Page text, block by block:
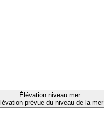
Élévation niveau mer
prévue du niveau de la mer